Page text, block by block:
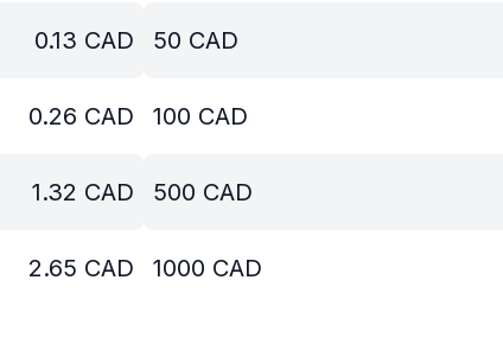
0.13 CAD
0.26 CAD
1.32 CAD
2.65 CAD
50 CAD
100 CAD
500 CAD
1000 CAD